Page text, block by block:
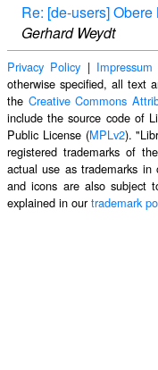
Re: [de-users]
Gerhard Weydt
Privacy Policy |
otherwise specified, all text
the Creative Commons
include the source code of
Public License (MPLv2).
registered trademarks of
actual use as trademarks
and icons are also subject
explained in ourtrademark